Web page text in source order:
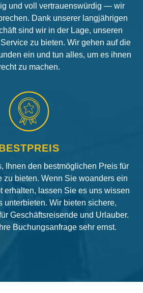
und voll vertrauenswürdig — wir
Dank unserer langjährigen
sind wir in der Lage, unseren
zu bieten. Wir gehen auf die
ein und tun alles, um es ihnen
zu machen.
Ihnen den bestmöglichen Preis für
zu bieten. Wenn Sie woanders ein
erhalten, lassen Sie es uns wissen
Wir bieten sichere,
Geschäftsreisende und Urlauber.
Buchungsanfrage sehr ernst.